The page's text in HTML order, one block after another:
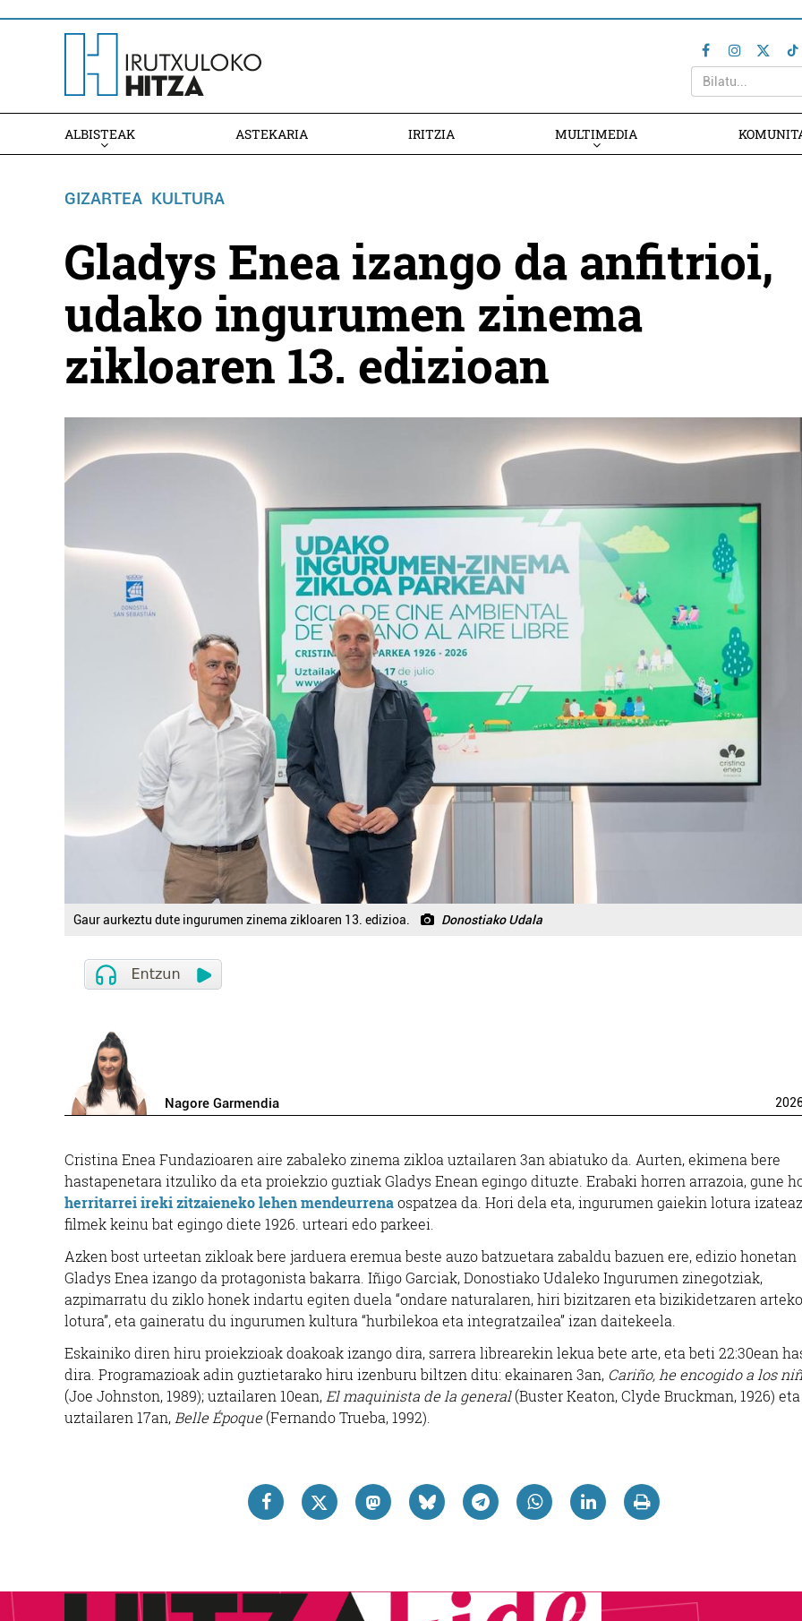
ALBISTEAK ASTEKARIA IRITZIA MULTIMEDIA
GIZARTEA KULTURA
Gladys Enea izango da anfitrioi,
udako ingurumen zinema
zikloaren 13. edizioan
Gaur aurkeztu dute ingurumen zinema zikloaren 13. edizioa. Donostiako Udala
Nagore Garmendia
Cristina Enea Fundazioaren aire zabaleko zinema zikloa uztailaren 3an abiatuko da. Aurten, ekimena bere
hastapenetara itzuliko da eta proiekzio guztiak Gladys Enean egingo dituzte. Erabaki horren arrazoia, gune
herritarrei ireki zitzaieneko lehen mendeurrenaospatzea da. Hori dela eta, ingurumen gaiekin lotura
filmek keinu bat egingo diete 1926. urteari edo parkeei.
Azken bost urteetan zikloak bere jarduera eremua beste auzo batzuetara zabaldu bazuen ere, edizio honetan
Gladys Enea izango da protagonista bakarra. Iñigo Garciak, Donostiako Udaleko Ingurumen zinegotziak,
azpimarratu du ziklo honek indartu egiten duela “ondare naturalaren, hiri bizitzaren eta bizikidetzaren arteko
lotura”, eta gaineratu du ingurumen kultura “hurbilekoa eta integratzailea” izan daitekeela.
Eskainiko diren hiru proiekzioak doakoak izango dira, sarrera librearekin lekua bete arte, eta beti 22:30ean
dira. Programazioak adin guztietarako hiru izenburu biltzen ditu: ekainaren 3an, Cariño, he encogido a los
(Joe Johnston, 1989); uztailaren 10ean,El maquinista de la general(Buster Keaton, Clyde Bruckman, 1926) eta
uztailaren 17an,Belle Époque(Fernando Trueba, 1992).